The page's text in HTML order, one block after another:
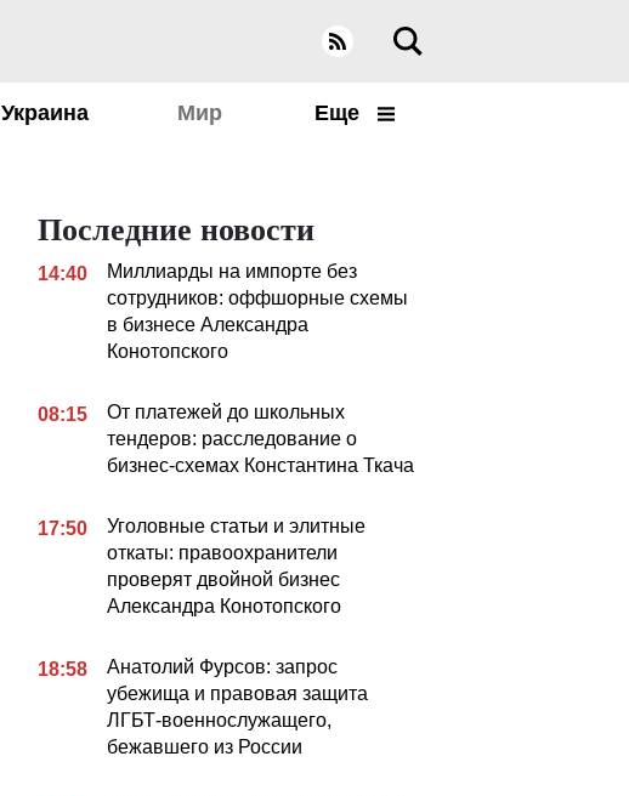
Украина Мир Еще
Последние новости
14:40
Миллиарды на импорте без
сотрудников: оффшорные схемы
в бизнесе Александра
Конотопского
08:15
От платежей до школьных
тендеров: расследование о
бизнес-схемах Константина Ткача
17:50
Уголовные статьи и элитные
откаты: правоохранители
проверят двойной бизнес
Александра Конотопского
18:58
Анатолий Фурсов: запрос
убежища и правовая защита
ЛГБТ-военнослужащего,
бежавшего из России